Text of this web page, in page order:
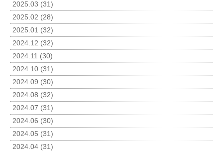
2025.03 (31)
2025.02 (28)
2025.01 (32)
2024.12 (32)
2024.11 (30)
2024.10 (31)
2024.09 (30)
2024.08 (32)
2024.07 (31)
2024.06 (30)
2024.05 (31)
2024.04 (31)